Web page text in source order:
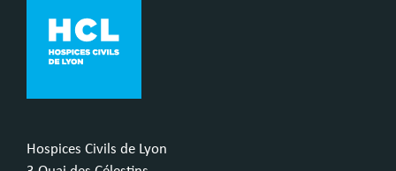
Hospices Civils de Lyon